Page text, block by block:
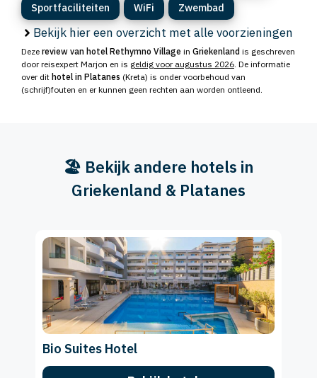
Sportfaciliteiten WiFi Zwembad
Bekijk hier een overzicht met alle voorzieningen
Deze review van hotel Rethymno Village in Griekenland is geschreven
door reisexpert Marjon en is geldig voor augustus 2026 . De informatie
over dit hotel in Platanes (Kreta) is onder voorbehoud van
(schrijf)fouten en er kunnen geen rechten aan worden ontleend.
🏖️ Bekijk andere hotels in
Griekenland & Platanes
Bio Suites Hotel